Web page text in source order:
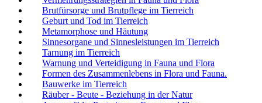
Brutfürsorge und Brutpflege im Tierreich
Geburt und Tod im Tierreich
Metamorphose und Häutung
Sinnesorgane und Sinnesleistungen im Tierreich
Tarnung im Tierreich
Warnung und Verteidigung in Fauna und Flora
Formen des Zusammenlebens in Flora und Fauna.
Bauwerke im Tierreich
Räuber - Beute - Beziehung in der Natur